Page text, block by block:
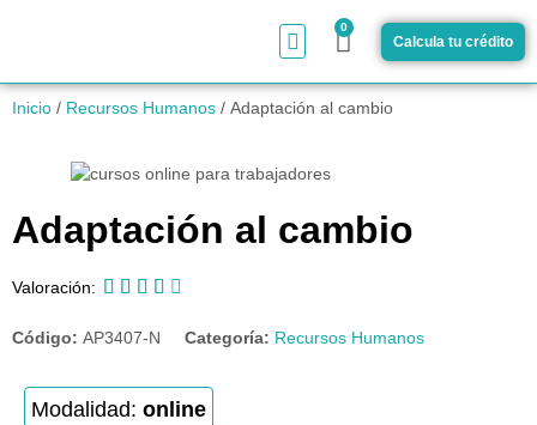
0
Calcula tu crédito
Inicio / Recursos Humanos / Adaptación al cambio
Adaptación al cambio
Valoración:     
Código: AP3407-N Categoría: Recursos Humanos
Modalidad: online